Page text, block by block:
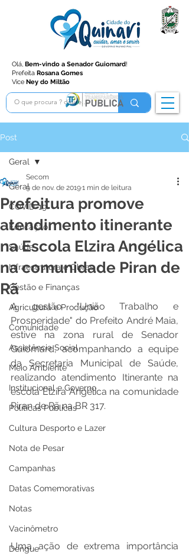
Olá, Bem-vindo a Senador Guiomard!
Prefeita Rosana Gomes
Vice Ney do Miltão
Post
Geral
COVID-19
Educação
Saúde
Infraestrutura e Obras
Gestão e Finanças
Agricultura e Produção
Comunidade
Assistência Social
Meio Ambiente
Institucional e Governo
Políticas Públicas
Cultura Desporto e Lazer
Nota de Pesar
Campanhas
Datas Comemorativas
Notas
Vacinômetro
Dengue
Geral
Prefeitura promove
atendimento itinerante
na Escola Elzira Angélica
na comunidade Piran de
Rã
Secom
9 de nov. de 20191 min de leitura
A gestão "União Trabalho e
Prosperidade" do Prefeito André Maia,
estive na zona rural de Senador
Guiomard, acompanhando a equipe
da Secretaria Municipal de Saúde,
realizando atendimento Itinerante na
escola Elzira Angélica na comunidade
Piran de Rã na BR 317.
Uma ação de extrema importância